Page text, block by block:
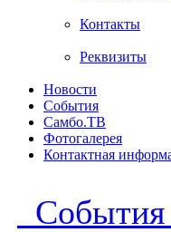
Контакты
Реквизиты
Новости
События
Самбо.ТВ
Фотогалерея
Контактная